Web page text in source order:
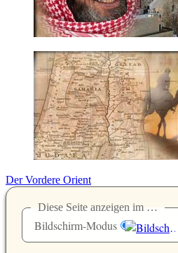
Der Vordere Orient
Diese Seite anzeigen im …
Bildschirm-Modus